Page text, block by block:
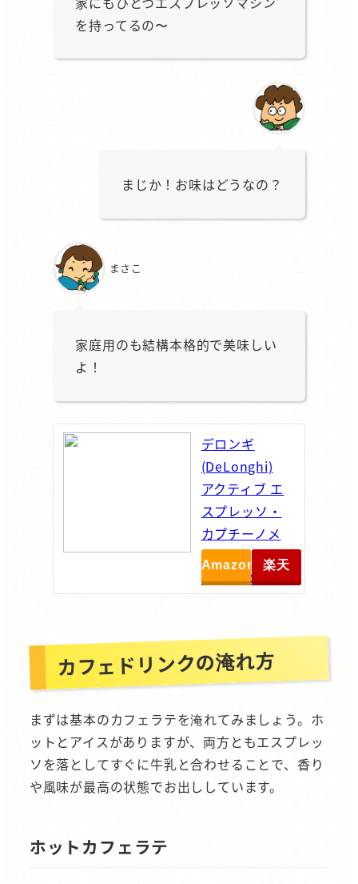
を持ってるの〜
まじか！お味はどうなの？
まさこ
家庭用のも結構本格的で美味しい
よ！
デロンギ
(DeLonghi)
アクティブ エ
スプレッソ・
カプチーノメ
ーカー
ECP3220J-W
Amazon 楽天
カフェドリンクの淹れ方
まずは基本のカフェラテを淹れてみましょう。ホ
ットとアイスがありますが、両方ともエスプレッ
ソを落としてすぐに牛乳と合わせることで、香り
や風味が最高の状態でお出ししています。
ホットカフェラテ